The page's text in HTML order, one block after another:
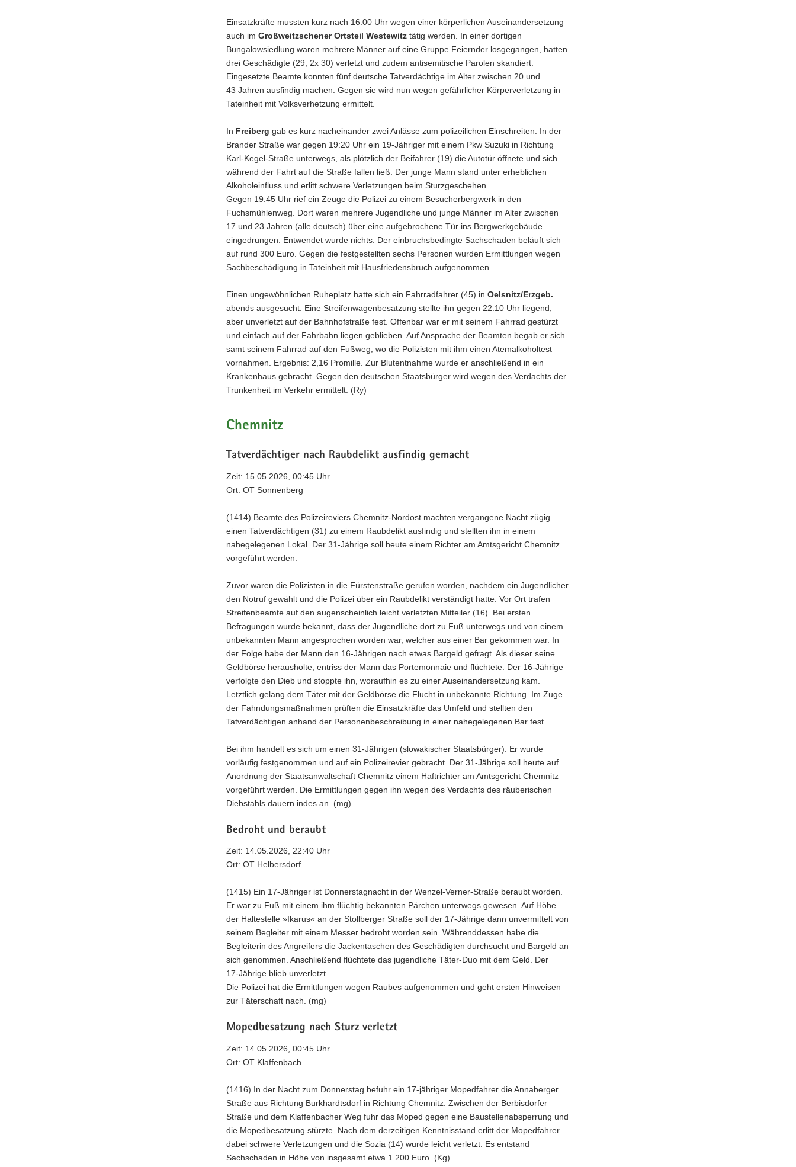
Einsatzkräfte mussten kurz nach 16:00 Uhr wegen einer körperlichen Auseinandersetzung
auch im Großweitzschener Ortsteil Westewitz tätig werden. In einer dortigen
Bungalowsiedlung waren mehrere Männer auf eine Gruppe Feiernder losgegangen, hatten
drei Geschädigte (29, 2x 30) verletzt und zudem antisemitische Parolen skandiert.
Eingesetzte Beamte konnten fünf deutsche Tatverdächtige im Alter zwischen 20 und
43 Jahren ausfindig machen. Gegen sie wird nun wegen gefährlicher Körperverletzung in
Tateinheit mit Volksverhetzung ermittelt.
In Freiberg gab es kurz nacheinander zwei Anlässe zum polizeilichen Einschreiten. In der
Brander Straße war gegen 19:20 Uhr ein 19-Jähriger mit einem Pkw Suzuki in Richtung
Karl-Kegel-Straße unterwegs, als plötzlich der Beifahrer (19) die Autotür öffnete und sich
während der Fahrt auf die Straße fallen ließ. Der junge Mann stand unter erheblichen
Alkoholeinfluss und erlitt schwere Verletzungen beim Sturzgeschehen.
Gegen 19:45 Uhr rief ein Zeuge die Polizei zu einem Besucherbergwerk in den
Fuchsmühlenweg. Dort waren mehrere Jugendliche und junge Männer im Alter zwischen
17 und 23 Jahren (alle deutsch) über eine aufgebrochene Tür ins Bergwerkgebäude
eingedrungen. Entwendet wurde nichts. Der einbruchsbedingte Sachschaden beläuft sich
auf rund 300 Euro. Gegen die festgestellten sechs Personen wurden Ermittlungen wegen
Sachbeschädigung in Tateinheit mit Hausfriedensbruch aufgenommen.
Einen ungewöhnlichen Ruheplatz hatte sich ein Fahrradfahrer (45) in Oelsnitz/Erzgeb.
abends ausgesucht. Eine Streifenwagenbesatzung stellte ihn gegen 22:10 Uhr liegend,
aber unverletzt auf der Bahnhofstraße fest. Offenbar war er mit seinem Fahrrad gestürzt
und einfach auf der Fahrbahn liegen geblieben. Auf Ansprache der Beamten begab er sich
samt seinem Fahrrad auf den Fußweg, wo die Polizisten mit ihm einen Atemalkoholtest
vornahmen. Ergebnis: 2,16 Promille. Zur Blutentnahme wurde er anschließend in ein
Krankenhaus gebracht. Gegen den deutschen Staatsbürger wird wegen des Verdachts der
Trunkenheit im Verkehr ermittelt. (Ry)
Chemnitz
Tatverdächtiger nach Raubdelikt ausfindig gemacht
Zeit: 15.05.2026, 00:45 Uhr
Ort: OT Sonnenberg
(1414) Beamte des Polizeireviers Chemnitz-Nordost machten vergangene Nacht zügig
einen Tatverdächtigen (31) zu einem Raubdelikt ausfindig und stellten ihn in einem
nahegelegenen Lokal. Der 31-Jährige soll heute einem Richter am Amtsgericht Chemnitz
vorgeführt werden.
Zuvor waren die Polizisten in die Fürstenstraße gerufen worden, nachdem ein Jugendlicher
den Notruf gewählt und die Polizei über ein Raubdelikt verständigt hatte. Vor Ort trafen
Streifenbeamte auf den augenscheinlich leicht verletzten Mitteiler (16). Bei ersten
Befragungen wurde bekannt, dass der Jugendliche dort zu Fuß unterwegs und von einem
unbekannten Mann angesprochen worden war, welcher aus einer Bar gekommen war. In
der Folge habe der Mann den 16-Jährigen nach etwas Bargeld gefragt. Als dieser seine
Geldbörse herausholte, entriss der Mann das Portemonnaie und flüchtete. Der 16-Jährige
verfolgte den Dieb und stoppte ihn, woraufhin es zu einer Auseinandersetzung kam.
Letztlich gelang dem Täter mit der Geldbörse die Flucht in unbekannte Richtung. Im Zuge
der Fahndungsmaßnahmen prüften die Einsatzkräfte das Umfeld und stellten den
Tatverdächtigen anhand der Personenbeschreibung in einer nahegelegenen Bar fest.
Bei ihm handelt es sich um einen 31-Jährigen (slowakischer Staatsbürger). Er wurde
vorläufig festgenommen und auf ein Polizeirevier gebracht. Der 31-Jährige soll heute auf
Anordnung der Staatsanwaltschaft Chemnitz einem Haftrichter am Amtsgericht Chemnitz
vorgeführt werden. Die Ermittlungen gegen ihn wegen des Verdachts des räuberischen
Diebstahls dauern indes an. (mg)
Bedroht und beraubt
Zeit: 14.05.2026, 22:40 Uhr
Ort: OT Helbersdorf
(1415) Ein 17-Jähriger ist Donnerstagnacht in der Wenzel-Verner-Straße beraubt worden.
Er war zu Fuß mit einem ihm flüchtig bekannten Pärchen unterwegs gewesen. Auf Höhe
der Haltestelle »Ikarus« an der Stollberger Straße soll der 17-Jährige dann unvermittelt von
seinem Begleiter mit einem Messer bedroht worden sein. Währenddessen habe die
Begleiterin des Angreifers die Jackentaschen des Geschädigten durchsucht und Bargeld an
sich genommen. Anschließend flüchtete das jugendliche Täter-Duo mit dem Geld. Der
17-Jährige blieb unverletzt.
Die Polizei hat die Ermittlungen wegen Raubes aufgenommen und geht ersten Hinweisen
zur Täterschaft nach. (mg)
Mopedbesatzung nach Sturz verletzt
Zeit: 14.05.2026, 00:45 Uhr
Ort: OT Klaffenbach
(1416) In der Nacht zum Donnerstag befuhr ein 17-jähriger Mopedfahrer die Annaberger
Straße aus Richtung Burkhardtsdorf in Richtung Chemnitz. Zwischen der Berbisdorfer
Straße und dem Klaffenbacher Weg fuhr das Moped gegen eine Baustellenabsperrung und
die Mopedbesatzung stürzte. Nach dem derzeitigen Kenntnisstand erlitt der Mopedfahrer
dabei schwere Verletzungen und die Sozia (14) wurde leicht verletzt. Es entstand
Sachschaden in Höhe von insgesamt etwa 1.200 Euro. (Kg)